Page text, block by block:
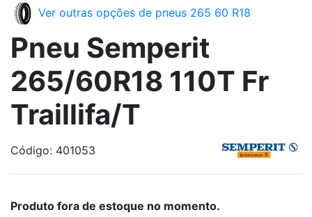
Ver outras opções de pneus 265 60 R18
Pneu Semperit
265/60R18 110T Fr
Traillifa/T
Código: 401053
Produto fora de estoque no momento.